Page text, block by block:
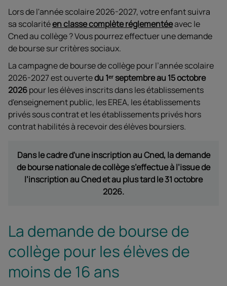
Lors de l'année scolaire 2026-2027, votre enfant suivra
sa scolaritéen classe complète réglementéeavec le
Cned au collège ? Vous pourrez effectuer une demande
de bourse sur critères sociaux.
La campagne de bourse de collège pour l’année scolaire
2026-2027 est ouvertedu 1ᵉʳ septembre au 15 octobre
2026pour les élèves inscrits dans les établissements
d'enseignement public, les EREA, les établissements
privés sous contrat et les établissements privés hors
contrat habilités à recevoir des élèves boursiers.
Dans le cadre d'une inscription au Cned, la demande
de bourse nationale de collège s’effectue à l’issue de
l’inscription au Cned et au plus tard le 31 octobre
2026.
La demande de bourse de
collège pour les élèves de
moins de 16 ans